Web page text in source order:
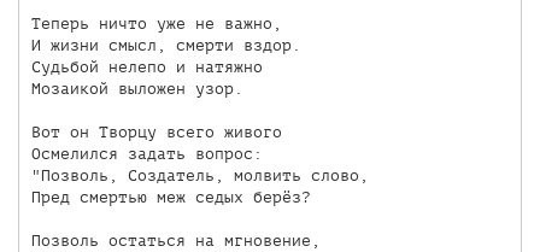
Теперь ничто уже не важно,
И жизни смысл, смерти вздор.
Судьбой нелепо и натяжно
Мозаикой выложен узор.
Вот он Творцу всего живого
Осмелился задать вопрос:
"Позволь, Создатель, молвить слово,
Пред смертью меж седых берёз?
Позволь остаться на мгновение,